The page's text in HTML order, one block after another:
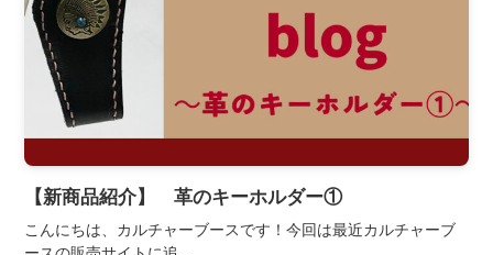
【新商品紹介】 革のキーホルダー①
こんにちは、カルチャーブースです！今回は最近カルチャーブ